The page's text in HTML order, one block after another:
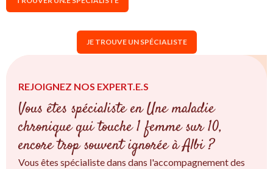
JE TROUVE UN SPÉCIALISTE
REJOIGNEZ NOS EXPERT.E.S
Vous êtes spécialiste en Une maladie
chronique qui touche 1 femme sur 10,
encore trop souvent ignorée à Albi ?
Vous êtes spécialiste dans dans l'accompagnement des